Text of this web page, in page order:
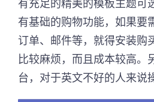
有充足的精美的模板主题可
有基础的购物功能，如果要
订单、邮件等，就得安装购
比较麻烦，而且成本较高。
台，对于英文不好的人来说